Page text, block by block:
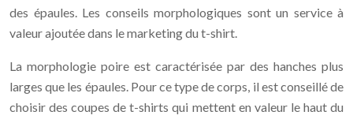
des épaules. Les conseils morphologiques sont un service à
valeur ajoutée dans le marketing du t-shirt.
La morphologie poire est caractérisée par des hanches plus
larges que les épaules. Pour ce type de corps, il est conseillé de
choisir des coupes de t-shirts qui mettent en valeur le haut du